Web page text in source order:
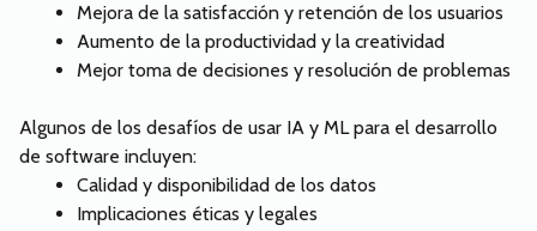
Mejora de la satisfacción y retención de los usuarios
Aumento de la productividad y la creatividad
Mejor toma de decisiones y resolución de problemas
Algunos de los desafíos de usar IA y ML para el desarrollo
de software incluyen:
Calidad y disponibilidad de los datos
Implicaciones éticas y legales